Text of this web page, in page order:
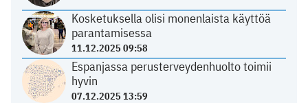
Kosketuksella olisi monenlaista käyttöä
parantamisessa
11.12.2025 09:58
Espanjassa perusterveydenhuolto toimii
hyvin
07.12.2025 13:59